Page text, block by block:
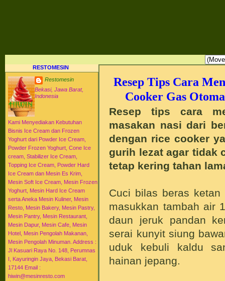
RESTOMESIN
Restomesin
Bekasi, Jawa Barat,
Indonesia
Kami Menyediakan Kebutuhan
Bisnis Ice Cream dan Frozen
Yoghurt dari Powder Ice Cream,
Powder Frozen Yoghurt, Cone Ice
cream, Stabilizer Ice Cream,
Topping Ice Cream, Powder Hard
Ice Cream dan Mesin Es Krim,
Mesin Soft Ice Cream, Mesin Frozen
Yoghurt, Mesin Hard Ice Cream
serta Aneka Mesin Kuliner, Mesin
Resto, Mesin Bakery, Mesin Pastry,
Mesin Pantry, Mesin Restaurant,
Mesin Dapur, Mesin Cafe, Mesin
Hotel, Mesin Pengolah Makanan,
Mesin Pengolah Minuman. Address :
Jl Kasuari Raya No. 148, Perumnas
I, Kayuringin Jaya, Bekasi Barat,
17144 Email :
hiwin@mesinresto.com
Resep Tips Cara
Cooker Gas
Resep tips cara
masakan nasi dari
dengan rice cooker
gurih lezat agar tidak
tetap kering tahan
Cuci bilas beras
masukkan tambah air
daun jeruk pandan
serai kunyit siung
uduk kebuli kaldu
hainan jepang.